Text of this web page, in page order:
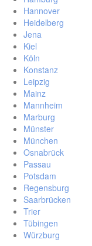
Hannover
Heidelberg
Jena
Kiel
Köln
Konstanz
Leipzig
Mainz
Mannheim
Marburg
Münster
München
Osnabrück
Passau
Potsdam
Regensburg
Saarbrücken
Trier
Tübingen
Würzburg